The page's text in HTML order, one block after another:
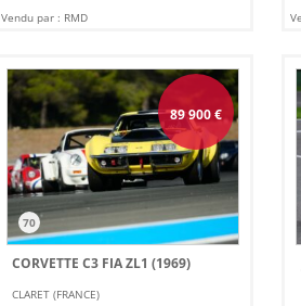
Vendu par : RMD
89 900€
70
CORVETTE C3 FIA ZL1 (1969)
CLARET (FRANCE)